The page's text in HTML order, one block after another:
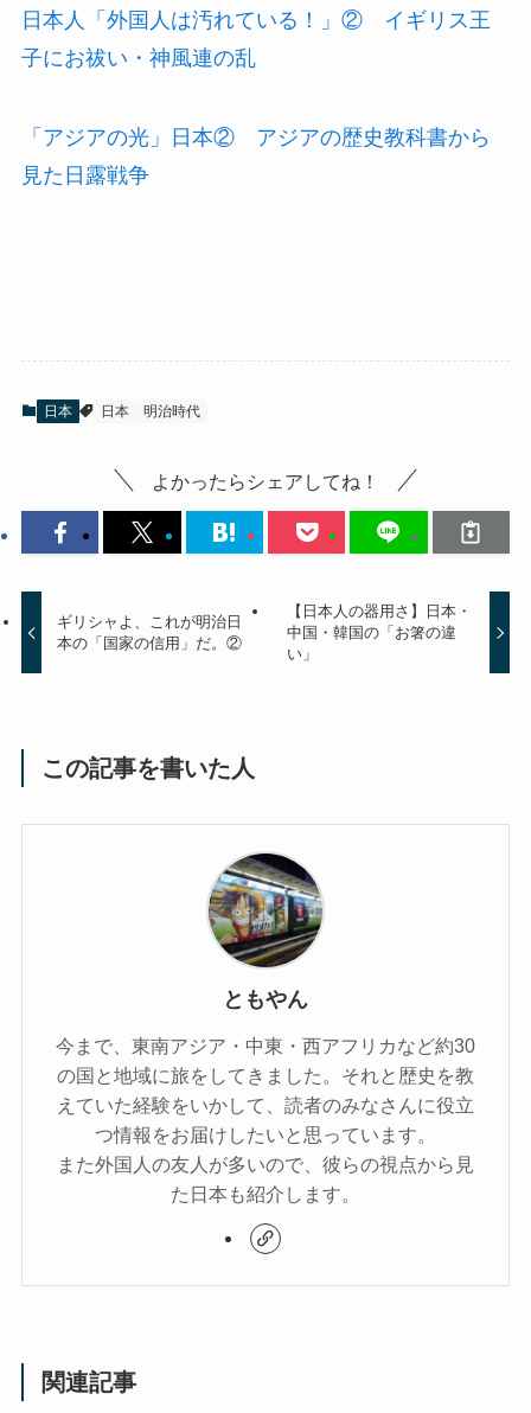
日本人「外国人は汚れている！」② イギリス王
子にお祓い・神風連の乱
「アジアの光」日本② アジアの歴史教科書から
見た日露戦争
日本 日本 明治時代
よかったらシェアしてね！
ギリシャよ、これが明治日
本の「国家の信用」だ。②
【日本人の器用さ】日本・
中国・韓国の「お箸の違
い」
この記事を書いた人
ともやん
今まで、東南アジア・中東・西アフリカなど約30
の国と地域に旅をしてきました。それと歴史を教
えていた経験をいかして、読者のみなさんに役立
つ情報をお届けしたいと思っています。
また外国人の友人が多いので、彼らの視点から見
た日本も紹介します。
関連記事